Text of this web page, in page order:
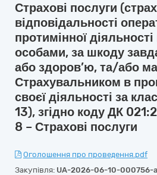
Страхові послуги
відповідальності
протимінної
особами, за шкоду
або здоров’ю, та/або
Страхувальником в
своєї діяльності за
13), згідно коду ДК
8 – Страхові послуги
Оголошення про проведення.pdf
Закупівля: UA-2026-06-10-000756-a